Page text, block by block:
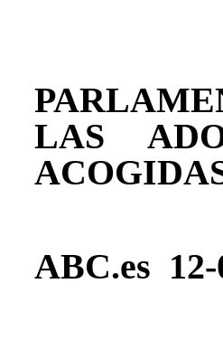
LAS
ABC.es